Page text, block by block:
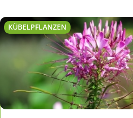
KÜBELPFLANZEN